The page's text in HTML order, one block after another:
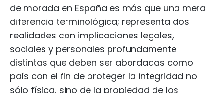
de morada en España es más que una mera
diferencia terminológica; representa dos
realidades con implicaciones legales,
sociales y personales profundamente
distintas que deben ser abordadas como
país con el fin de proteger la integridad no
sólo física, sino de la propiedad de los